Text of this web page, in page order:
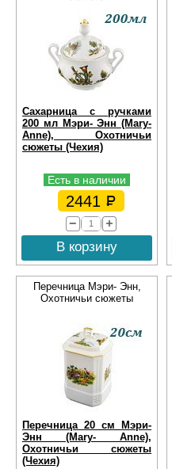
Сахарница с ручками
200 мл Мэри- Энн (Mary-
Anne), Охотничьи
сюжеты (Чехия)
Есть в наличии
2441
В корзину
Перечница Мэри- Энн,
Охотничьи сюжеты
Перечница 20 см Мэри-
Энн (Mary- Anne),
Охотничьи сюжеты
(Чехия)